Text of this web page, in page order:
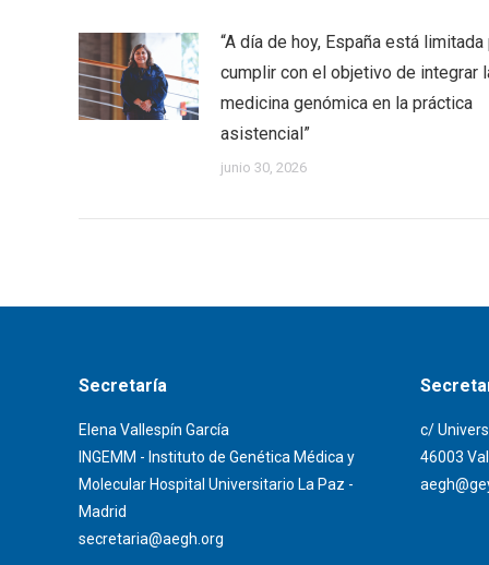
“A día de hoy, España está limitada
cumplir con el objetivo de integrar
medicina genómica en la práctica
asistencial”
junio 30, 2026
Secretaría
Elena Vallespín García
INGEMM - Instituto de Genética Médica y
Molecular Hospital Universitario La Paz -
Madrid
secretaria@aegh.org
c/
46003